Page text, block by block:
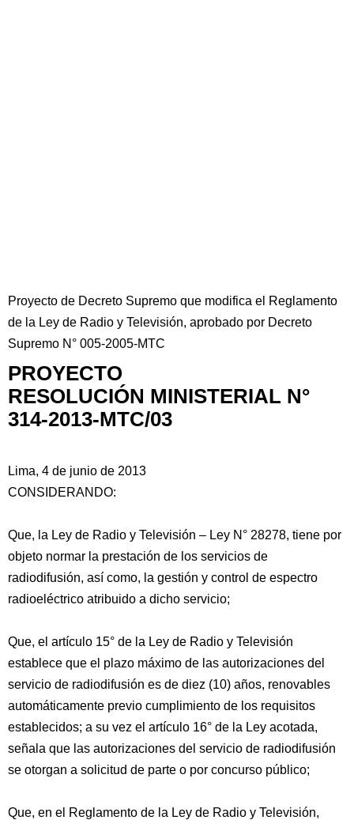
Proyecto de Decreto Supremo que modifica el Reglamento
de la Ley de Radio y Televisión, aprobado por Decreto
Supremo N° 005-2005-MTC
PROYECTO
RESOLUCIÓN MINISTERIAL N°
314-2013-MTC/03
Lima, 4 de junio de 2013
CONSIDERANDO:
Que, la Ley de Radio y Televisión – Ley N° 28278, tiene por
objeto normar la prestación de los servicios de
radiodifusión, así como, la gestión y control de espectro
radioeléctrico atribuido a dicho servicio;
Que, el artículo 15° de la Ley de Radio y Televisión
establece que el plazo máximo de las autorizaciones del
servicio de radiodifusión es de diez (10) años, renovables
automáticamente previo cumplimiento de los requisitos
establecidos; a su vez el artículo 16° de la Ley acotada,
señala que las autorizaciones del servicio de radiodifusión
se otorgan a solicitud de parte o por concurso público;
Que, en el Reglamento de la Ley de Radio y Televisión,